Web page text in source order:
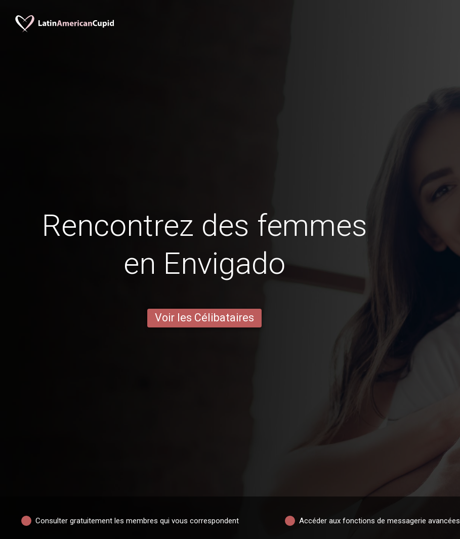
Rencontrez des femmes
en Envigado
Voir les Célibataires
Consulter gratuitement les membres qui vous correspondent Accéder aux fonctions de messagerie avancées